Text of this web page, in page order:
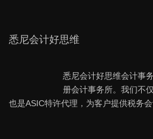
悉尼会计好思维
悉尼会计好思维会计事
册会计事务所。我们不
也是ASIC特许代理，为客户提供税务会